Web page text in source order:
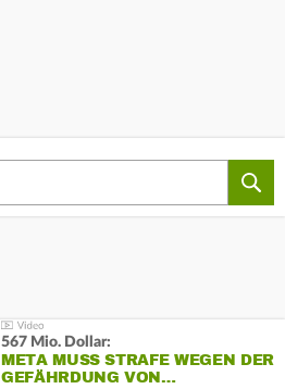
567 Mio. Dollar:
META MUSS STRAFE WEGEN DER
GEFÄHRDUNG VON…